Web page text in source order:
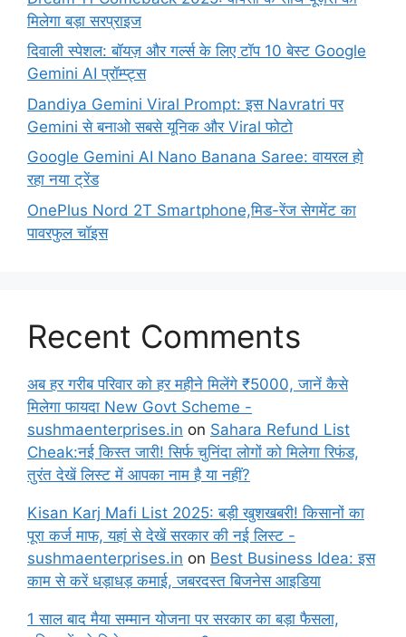
मिलेगा बड़ा सरप्राइज
दिवाली स्पेशल: बॉयज़ और गर्ल्स के लिए टॉप 10 बेस्ट Google
Gemini AI प्रॉम्प्ट्स
Dandiya Gemini Viral Prompt: इस Navratri पर
Gemini से बनाओ सबसे यूनिक और Viral फोटो
Google Gemini AI Nano Banana Saree: वायरल हो
रहा नया ट्रेंड
OnePlus Nord 2T Smartphone,मिड-रेंज सेगमेंट का
पावरफुल चॉइस
Recent Comments
अब हर गरीब परिवार को हर महीने मिलेंगे ₹5000, जानें कैसे
मिलेगा फायदा New Govt Scheme -
sushmaenterprises.in on Sahara Refund List
Cheak:नई किस्त जारी! सिर्फ चुनिंदा लोगों को मिलेगा रिफंड,
तुरंत देखें लिस्ट में आपका नाम है या नहीं?
Kisan Karj Mafi List 2025: बड़ी खुशखबरी! किसानों का
पूरा कर्ज माफ, यहां से देखें सरकार की नई लिस्ट -
sushmaenterprises.in on Best Business Idea: इस
काम से करें धड़ाधड़ कमाई, जबरदस्त बिजनेस आइडिया
1 साल बाद मैया सम्मान योजना पर सरकार का बड़ा फैसला,